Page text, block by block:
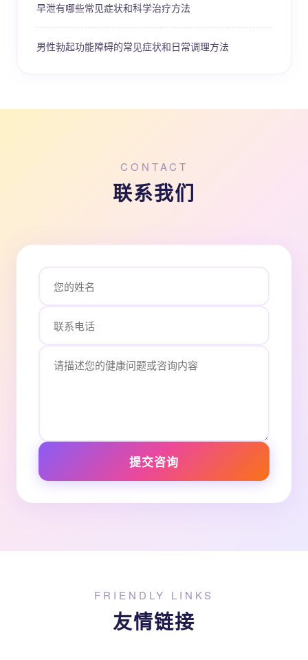
早泄有哪些常见症状和科学治疗方法
男性勃起功能障碍的常见症状和日常调理方法
CONTACT
联系我们
提交咨询
FRIENDLY LINKS
友情链接